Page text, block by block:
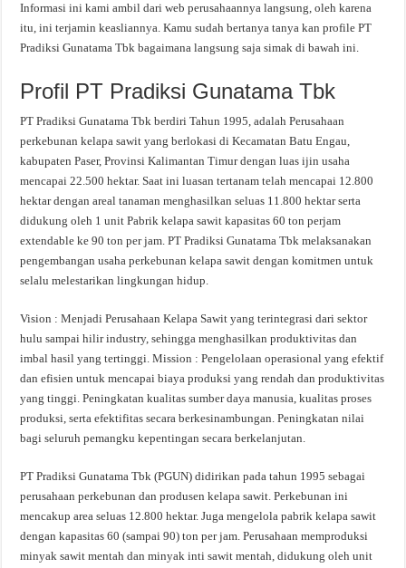
Informasi ini kami ambil dari web perusahaannya langsung, oleh karena
itu, ini terjamin keasliannya. Kamu sudah bertanya tanya kan profile PT
Pradiksi Gunatama Tbk bagaimana langsung saja simak di bawah ini.
Profil PT Pradiksi Gunatama Tbk
PT Pradiksi Gunatama Tbk berdiri Tahun 1995, adalah Perusahaan
perkebunan kelapa sawit yang berlokasi di Kecamatan Batu Engau,
kabupaten Paser, Provinsi Kalimantan Timur dengan luas ijin usaha
mencapai 22.500 hektar. Saat ini luasan tertanam telah mencapai 12.800
hektar dengan areal tanaman menghasilkan seluas 11.800 hektar serta
didukung oleh 1 unit Pabrik kelapa sawit kapasitas 60 ton perjam
extendable ke 90 ton per jam. PT Pradiksi Gunatama Tbk melaksanakan
pengembangan usaha perkebunan kelapa sawit dengan komitmen untuk
selalu melestarikan lingkungan hidup.
Vision : Menjadi Perusahaan Kelapa Sawit yang terintegrasi dari sektor
hulu sampai hilir industry, sehingga menghasilkan produktivitas dan
imbal hasil yang tertinggi. Mission : Pengelolaan operasional yang efektif
dan efisien untuk mencapai biaya produksi yang rendah dan produktivitas
yang tinggi. Peningkatan kualitas sumber daya manusia, kualitas proses
produksi, serta efektifitas secara berkesinambungan. Peningkatan nilai
bagi seluruh pemangku kepentingan secara berkelanjutan.
PT Pradiksi Gunatama Tbk (PGUN) didirikan pada tahun 1995 sebagai
perusahaan perkebunan dan produsen kelapa sawit. Perkebunan ini
mencakup area seluas 12.800 hektar. Juga mengelola pabrik kelapa sawit
dengan kapasitas 60 (sampai 90) ton per jam. Perusahaan memproduksi
minyak sawit mentah dan minyak inti sawit mentah, didukung oleh unit